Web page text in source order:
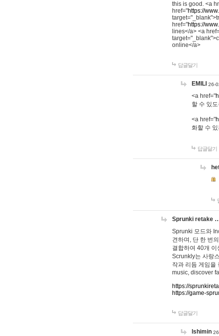
this is good. <a
href="https://
href="https://
lines</a> <a
online</a>
답글달기
EMILI 26-
<a href="
할 수 있
<a href="
화할 수
답글달기
Sprunki retake
Sprunki 모드와
견하며, 단 한 번
결합하여 40개
Scrunkly는 사랑
작과 리듬 게임을
music, discover
https://
https://game-
답글달기
lshimin